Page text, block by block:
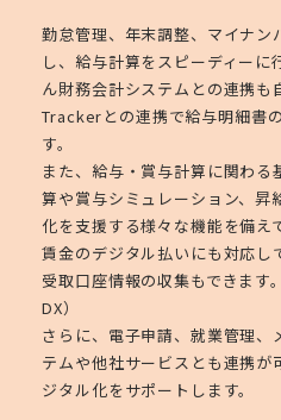
勤怠管理、年末調整、マイナン
し、給与計算をスピーディーに
ん財務会計システムとの連携も
Trackerとの連携で給与明細書
す。
また、給与・賞与計算に関わる
算や賞与シミュレーション、昇
化を支援する様々な機能を備え
賃金のデジタル払いにも対応し
受取口座情報の収集もできま
DX）
さらに、電子申請、就業管理、
テムや他社サービスとも連携が
ジタル化をサポートします。